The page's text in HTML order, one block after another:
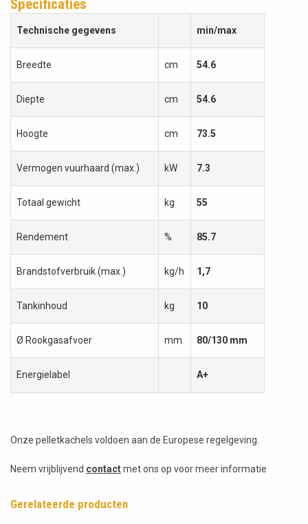
Specificaties
Technische gegevens min/max
Breedte cm 54.6
Diepte cm 54.6
Hoogte cm 73.5
Vermogen vuurhaard (max.) kW 7.3
Totaal gewicht kg 55
Rendement % 85.7
Brandstofverbruik (max.) kg/h 1,7
Tankinhoud kg 10
Ø Rookgasafvoer mm 80/130 mm
Energielabel A+
Onze pelletkachels voldoen aan de Europese regelgeving.
Neem vrijblijvend contactmet ons op voor meer informatie
Gerelateerde producten